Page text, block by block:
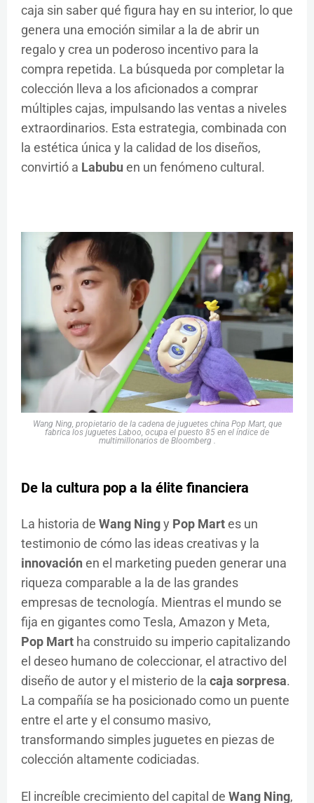
caja sin saber qué figura hay en su interior, lo que
genera una emoción similar a la de abrir un
regalo y crea un poderoso incentivo para la
compra repetida. La búsqueda por completar la
colección lleva a los aficionados a comprar
múltiples cajas, impulsando las ventas a niveles
extraordinarios. Esta estrategia, combinada con
la estética única y la calidad de los diseños,
convirtió a Labubu en un fenómeno cultural.
Wang Ning, propietario de la cadena de juguetes china Pop Mart, que
fabrica los juguetes Laboo, ocupa el puesto 85 en el índice de
multimillonarios de Bloomberg .
De la cultura pop a la élite financiera
La historia de Wang Ningy Pop Martes un
testimonio de cómo las ideas creativas y la
innovación en el marketing pueden generar una
riqueza comparable a la de las grandes
empresas de tecnología. Mientras el mundo se
fija en gigantes como Tesla, Amazon y Meta,
Pop Mart ha construido su imperio capitalizando
el deseo humano de coleccionar, el atractivo del
diseño de autor y el misterio de la caja sorpresa.
La compañía se ha posicionado como un puente
entre el arte y el consumo masivo,
transformando simples juguetes en piezas de
colección altamente codiciadas.
El increíble crecimiento del capital de Wang Ning,